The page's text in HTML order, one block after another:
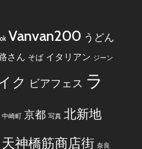
Vanvan200 うどん
さん そば イタリアン ジーン
ク ビアフェス ラ
中崎町 京都 写真 北新地
天神橋筋商店街 奈良